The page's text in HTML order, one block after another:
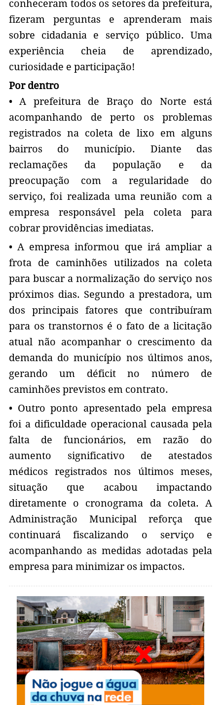
conheceram todos os setores da prefeitura,
fizeram perguntas e aprenderam mais
sobre cidadania e serviço público. Uma
experiência cheia de aprendizado,
curiosidade e participação!
Por dentro
• A prefeitura de Braço do Norte está
acompanhando de perto os problemas
registrados na coleta de lixo em alguns
bairros do município. Diante das
reclamações da população e da
preocupação com a regularidade do
serviço, foi realizada uma reunião com a
empresa responsável pela coleta para
cobrar providências imediatas.
• A empresa informou que irá ampliar a
frota de caminhões utilizados na coleta
para buscar a normalização do serviço nos
próximos dias. Segundo a prestadora, um
dos principais fatores que contribuíram
para os transtornos é o fato de a licitação
atual não acompanhar o crescimento da
demanda do município nos últimos anos,
gerando um déficit no número de
caminhões previstos em contrato.
• Outro ponto apresentado pela empresa
foi a dificuldade operacional causada pela
falta de funcionários, em razão do
aumento significativo de atestados
médicos registrados nos últimos meses,
situação que acabou impactando
diretamente o cronograma da coleta. A
Administração Municipal reforça que
continuará fiscalizando o serviço e
acompanhando as medidas adotadas pela
empresa para minimizar os impactos.